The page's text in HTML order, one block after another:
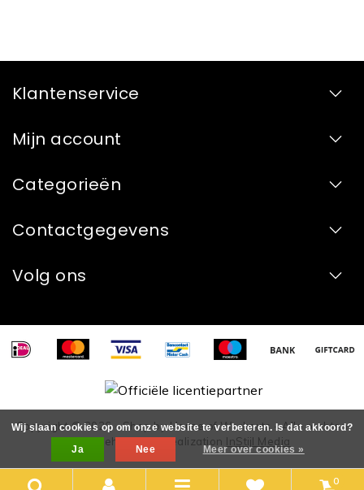
Klantenservice
Mijn account
Categorieën
Contactgegevens
Volg ons
Copyright © 2026 - Shop by House of Workouts - Alle rechten
voorbehouden - Realization InStijl Media
0
Wij slaan cookies op om onze website te verbeteren. Is dat akkoord?
Ja
Nee Meer over cookies »